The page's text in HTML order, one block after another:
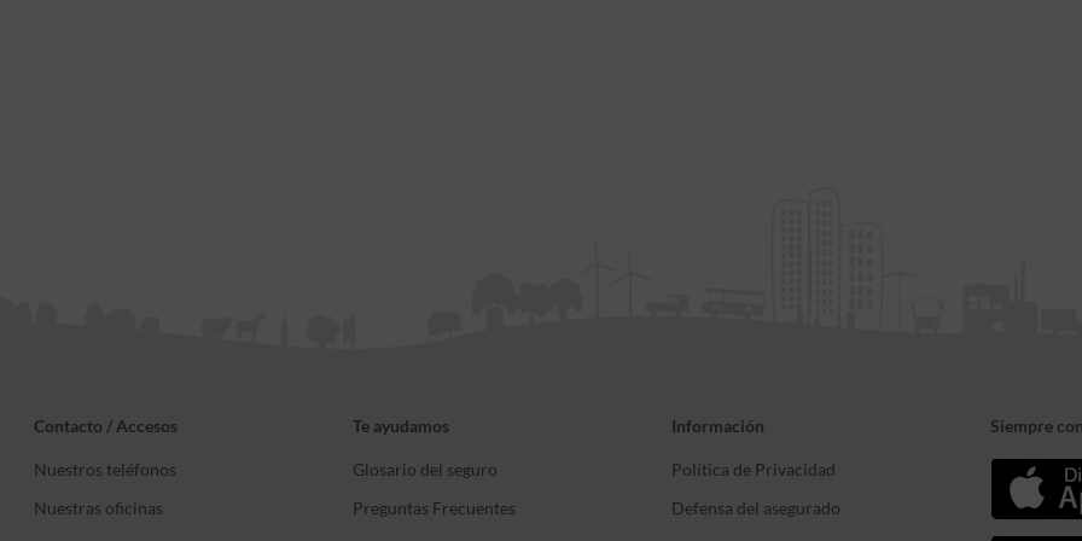
Contacto / Accesos
Nuestros teléfonos
Nuestras oficinas
Te ayudamos
Glosario del seguro
Preguntas Frecuentes
Información
Política de Privacidad
Defensa del asegurado
Siempre